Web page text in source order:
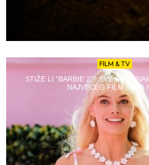
FILM & TV
STIŽE LI “BARBIE 2”? SVE ŠTO
NAJVEĆEG FILMSKOG